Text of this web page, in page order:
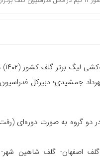
به
جمشیدی؛ دبیرکل
مقرر گردید در دو گروه به صورت
اصفهان- گلف شاهین شهر-